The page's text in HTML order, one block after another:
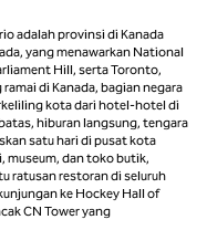
adalah provinsi di Kanada
yang menawarkan National
Hill, serta Toronto,
di Kanada, bagian negara
kota dari hotel-hotel di
hiburan langsung, tengara
satu hari di pusat kota
museum, dan toko butik,
ratusan restoran di seluruh
ke Hockey Hall of
CN Tower yang